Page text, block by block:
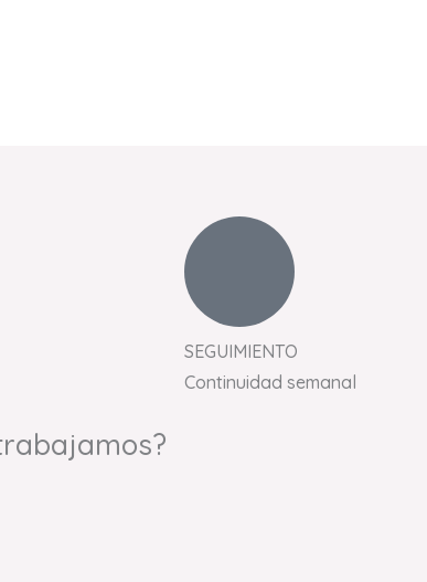
SEGUIMIENTO
Continuidad semanal